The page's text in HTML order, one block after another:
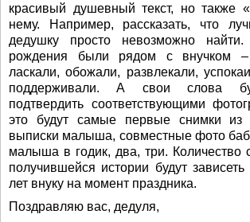
красивый душевный текст, но также
нему. Например, рассказать, что
дедушку просто невозможно
рождения были рядом с внучком –
ласкали, обожали, развлекали,
поддерживали. А свои слова
подтвердить соответствующими
это будут самые первые снимки
выписки малыша, совместные фото
малыша в годик, два, три. Количество
получившейся истории будут зависеть
лет внуку на момент праздника.
Поздравляю вас, дедуля,